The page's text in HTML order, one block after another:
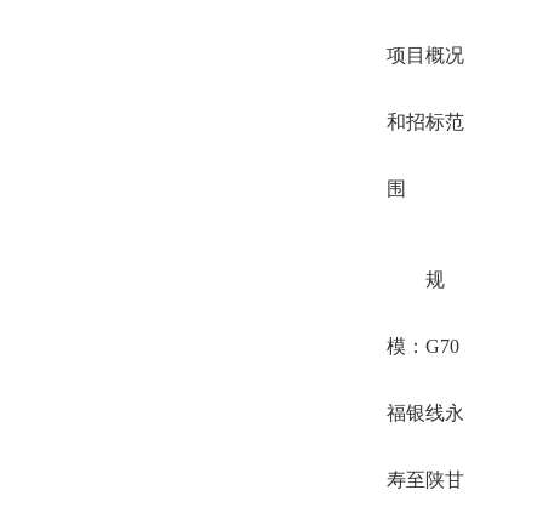
项目概况
和招标范
围
规
模：G70
福银线永
寿至陕甘